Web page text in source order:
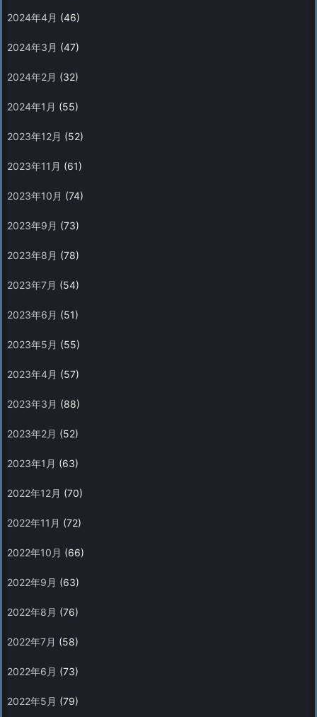
2024年4月 (46)
2024年3月 (47)
2024年2月 (32)
2024年1月 (55)
2023年12月 (52)
2023年11月 (61)
2023年10月 (74)
2023年9月 (73)
2023年8月 (78)
2023年7月 (54)
2023年6月 (51)
2023年5月 (55)
2023年4月 (57)
2023年3月 (88)
2023年2月 (52)
2023年1月 (63)
2022年12月 (70)
2022年11月 (72)
2022年10月 (66)
2022年9月 (63)
2022年8月 (76)
2022年7月 (58)
2022年6月 (73)
2022年5月 (79)